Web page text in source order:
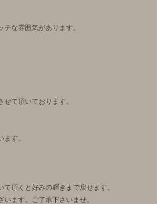
な雰囲気があります。
て頂いております。
す。
頂くと好みの輝きまで戻せます。
ます。ご了承下さいませ。